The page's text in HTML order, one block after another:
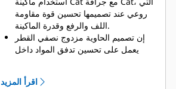
روعي عند تصميمها تحسين قوة مقاومة
اللف والرفع وقدرة الماكينة.
إن تصميم الحاوية مزدوج نصفي القطر
يعمل على تحسين تدفق المواد داخل
عدم سحب الجزء السفلي من الجرافة،
اقرأ المزيد